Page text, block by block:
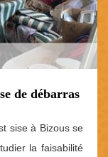
de débarras
sise à Bizous se
la faisabilité